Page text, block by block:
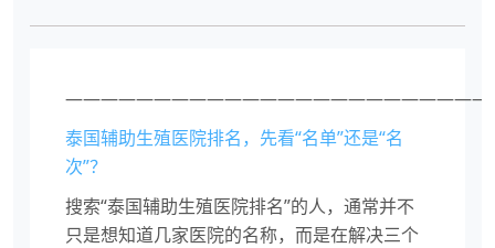
泰国辅助生殖医院排名，先看“名单”还是“名
次”？
搜索“泰国辅助生殖医院排名”的人，通常并不
只是想知道几家医院的名称，而是在解决三个